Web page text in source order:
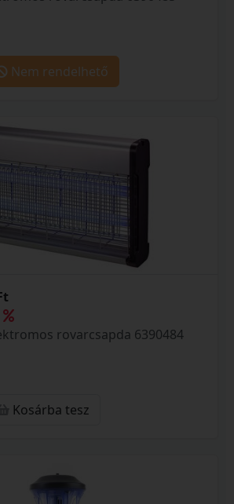
Nem rendelhető
rovarcsapda 6390484
Kosárba tesz